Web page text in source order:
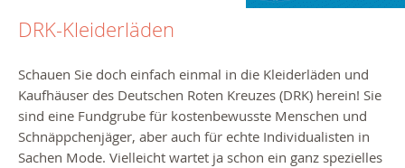
DRK-Kleiderläden
Schauen Sie doch einfach einmal in die Kleiderläden und
Kaufhäuser des Deutschen Roten Kreuzes (DRK) herein! Sie
sind eine Fundgrube für kostenbewusste Menschen und
Schnäppchenjäger, aber auch für echte Individualisten in
Sachen Mode. Vielleicht wartet ja schon ein ganz spezielles